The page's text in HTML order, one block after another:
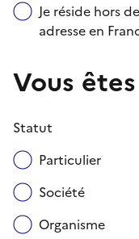
Je réside hors
adresse en
Vous
Statut
Particulier
Société
Organisme